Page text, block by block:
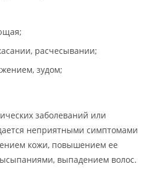
расчесывании;
зудом;
заболеваний или
неприятными симптомами
кожи, повышением ее
выпадением волос.